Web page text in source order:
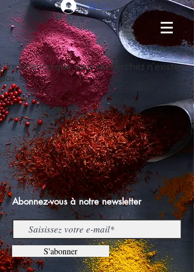
Se connecter
L'expérience que vous recherchez n'existe
pas.
Abonnez-vous à notre newsletter
S'abonner